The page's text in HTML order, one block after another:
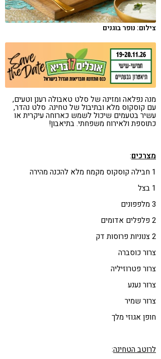
קורונה
טבעונות
צילום: נופר בוגנים
מנה נפלאה ומזינה של סלט טאבולה רענן וטעים,
עם קוסקוס מלא ובתיבול של טחינה. סלט נהדר,
עשיר בטעמים שיכול לשמש כארוחה עיקרית או
כתוספת ולאירוח משפחתי. בתיאבון!
מצרכים:
1 חבילה קוסקוס מקמח מלא להכנה מהירה
1 בצל
3 מלפפונים
2 פלפלים אדומים
2 צנוניות פרוסות דק
צרור כוסברה
צרור פטרוזיליה
צרור נענע
צרור שמיר
חופן אגוזי מלך
לרוטב הטחינה: